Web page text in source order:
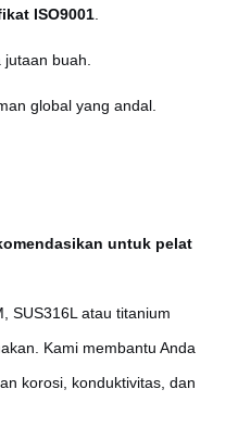
ISO9001
buah.
global yang andal.
untuk pelat
SUS316L atau titanium
Kami membantu Anda
korosi, konduktivitas, dan